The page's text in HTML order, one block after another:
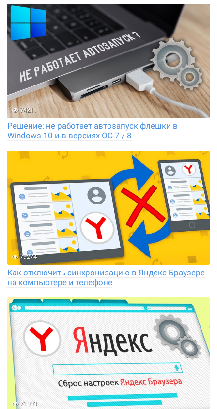
74211
Решение: не работает автозапуск флешки в
Windows 10 и в версиях ОС 7 / 8
79274
Как отключить синхронизацию в Яндекс Браузере
на компьютере и телефоне
71003